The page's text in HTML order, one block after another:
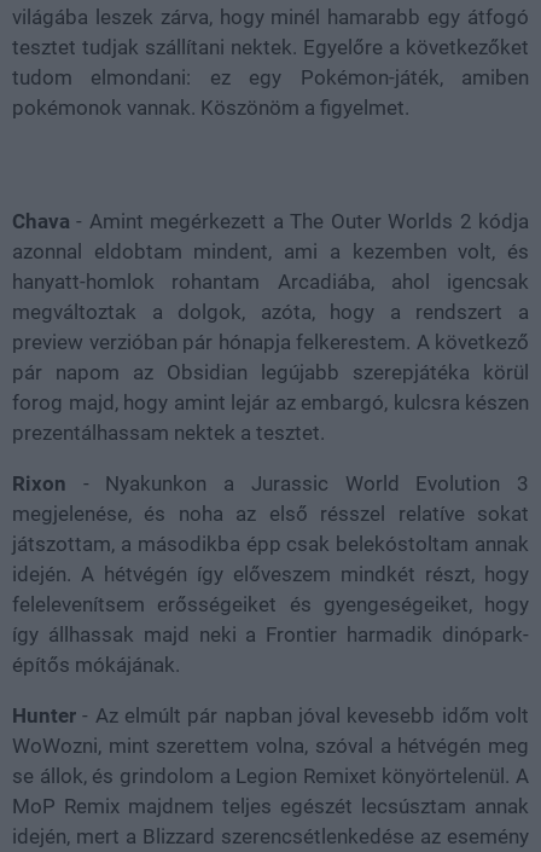
világába leszek zárva, hogy minél hamarabb egy átfogó
tesztet tudjak szállítani nektek. Egyelőre a következőket
tudom elmondani: ez egy Pokémon-játék, amiben
pokémonok vannak. Köszönöm a figyelmet.
Chava - Amint megérkezett a The Outer Worlds 2 kódja
azonnal eldobtam mindent, ami a kezemben volt, és
hanyatt-homlok rohantam Arcadiába, ahol igencsak
megváltoztak a dolgok, azóta, hogy a rendszert a
preview verzióban pár hónapja felkerestem. A következő
pár napom az Obsidian legújabb szerepjátéka körül
forog majd, hogy amint lejár az embargó, kulcsra készen
prezentálhassam nektek a tesztet.
Rixon - Nyakunkon a Jurassic World Evolution 3
megjelenése, és noha az első résszel relatíve sokat
játszottam, a másodikba épp csak belekóstoltam annak
idején. A hétvégén így előveszem mindkét részt, hogy
felelevenítsem erősségeiket és gyengeségeiket, hogy
így állhassak majd neki a Frontier harmadik dinópark-
építős mókájának.
Hunter - Az elmúlt pár napban jóval kevesebb időm volt
WoWozni, mint szerettem volna, szóval a hétvégén meg
se állok, és grindolom a Legion Remixet könyörtelenül. A
MoP Remix majdnem teljes egészét lecsúsztam annak
idején, mert a Blizzard szerencsétlenkedése az esemény